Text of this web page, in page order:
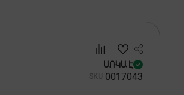
ԱՌԿԱ Է
SKU 0017043